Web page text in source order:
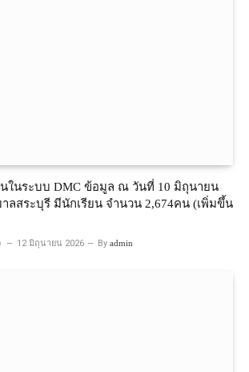
ในระบบ DMC ข้อมูล ณ วันที่ 10 มิถุนายน
าลสระบุรี มีนักเรียน จำนวน 2,674คน (เพิ่มขึ้น
12 มิถุนายน 2026 By admin